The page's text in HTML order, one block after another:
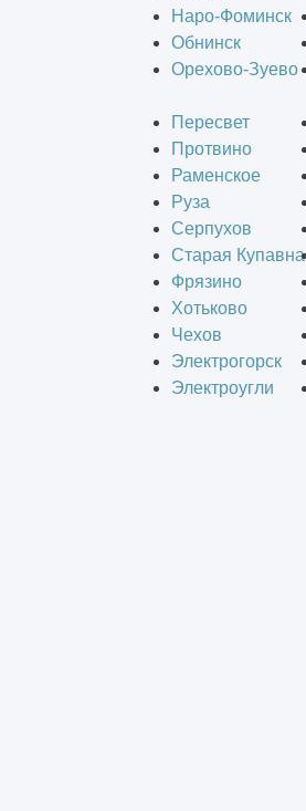
Наро-Фоминск
Обнинск
Орехово-Зуево
Пересвет
Протвино
Раменское
Руза
Серпухов
Старая Купавна
Фрязино
Хотьково
Чехов
Электрогорск
Электроугли